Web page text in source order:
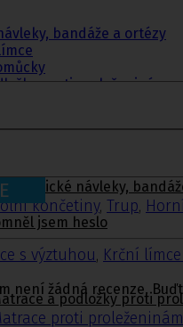
bandáže a ortézy
proti proleženinám
a doplňky k míčům
a korektory
návleky,
končetiny, Trup,
s výztuhou, Krční
a podložky proti
proti proleženinám
jsem heslo
není žádná recenze.